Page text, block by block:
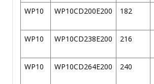
WP10 WP10CD200E200 182
WP10 WP10CD238E200 216
WP10 WP10CD264E200 240